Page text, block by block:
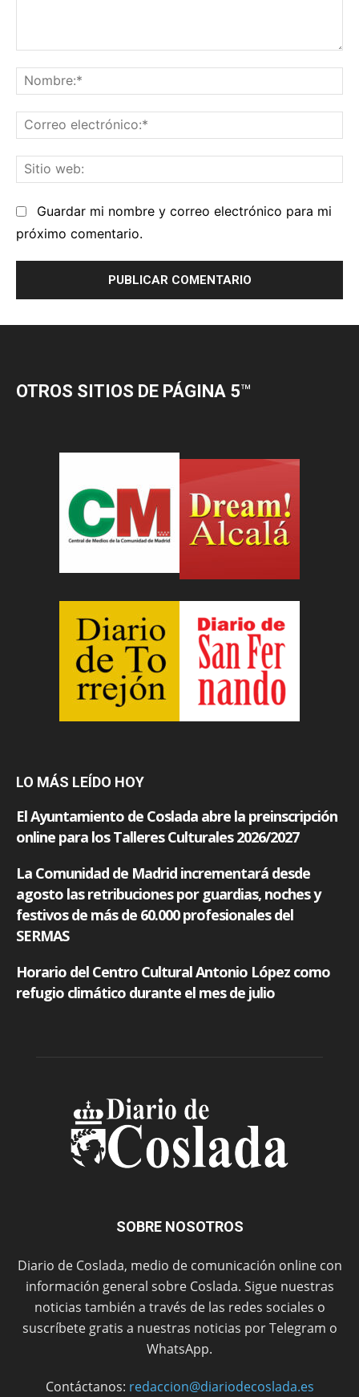
OTROS SITIOS DE PÁGINA 5™
LO MÁS LEÍDO HOY
SOBRE NOSOTROS
Diario de Coslada, medio de comunicación online con
información general sobre Coslada. Sigue nuestras
noticias también a través de las redes sociales o
suscríbete gratis a nuestras noticias por Telegram o
WhatsApp.
Contáctanos: redaccion@diariodecoslada.es